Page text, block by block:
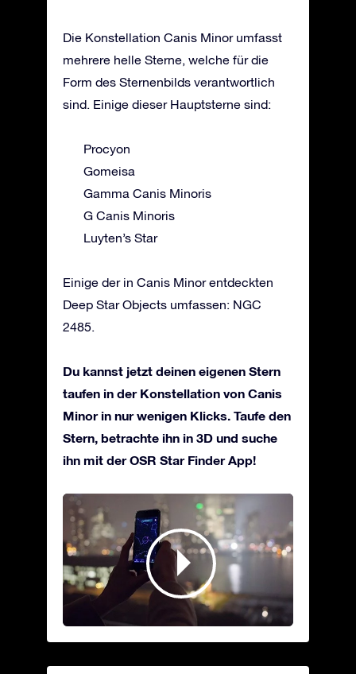
Die Konstellation Canis Minor umfasst
mehrere helle Sterne, welche für die
Form des Sternenbilds verantwortlich
sind. Einige dieser Hauptsterne sind:
Procyon
Gomeisa
Gamma Canis Minoris
G Canis Minoris
Luyten’s Star
Einige der in Canis Minor entdeckten
Deep Star Objects umfassen: NGC
2485.
Du kannst jetzt deinen eigenen Stern
taufen in der Konstellation von Canis
Minor in nur wenigen Klicks. Taufe den
Stern, betrachte ihn in 3D und suche
ihn mit der OSR Star Finder App!